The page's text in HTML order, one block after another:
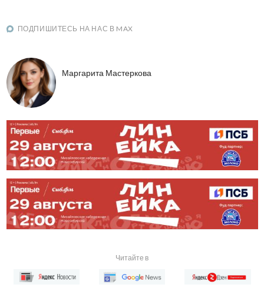
ПОДПИШИТЕСЬ НА НАС В MAX
Маргарита Мастеркова
Читайте в